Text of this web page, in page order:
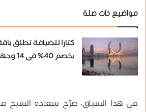
مواضيع ذات صلة
كتارا للضيافة تطلق
بخصم 40% في 14 وجهة فندقية
في هذا السياق، صرّح سعادة الشيخ